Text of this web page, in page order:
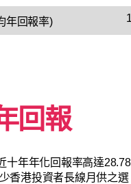
年回報率)
回報
十年年化回報率高達
香港投資者長線月供之